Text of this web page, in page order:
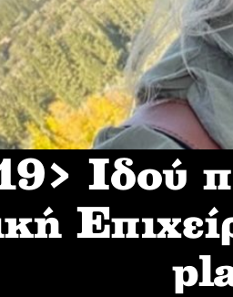
Iδού